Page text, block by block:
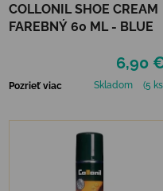
COLLONIL SHOE CREAM
FAREBNÝ 60 ML - BLUE
6,90
Pozrieť viac Skladom (5